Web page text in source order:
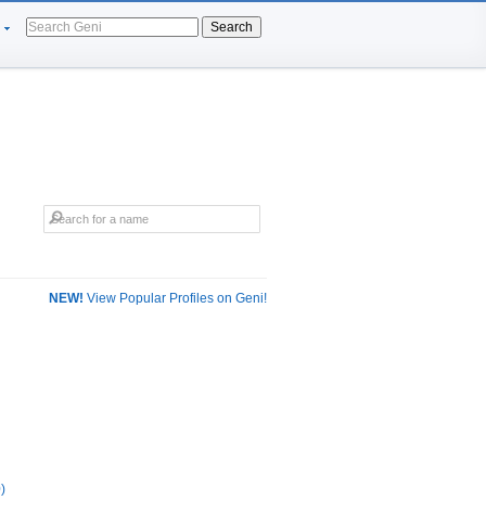
Search
NEW! View Popular Profiles on Geni!